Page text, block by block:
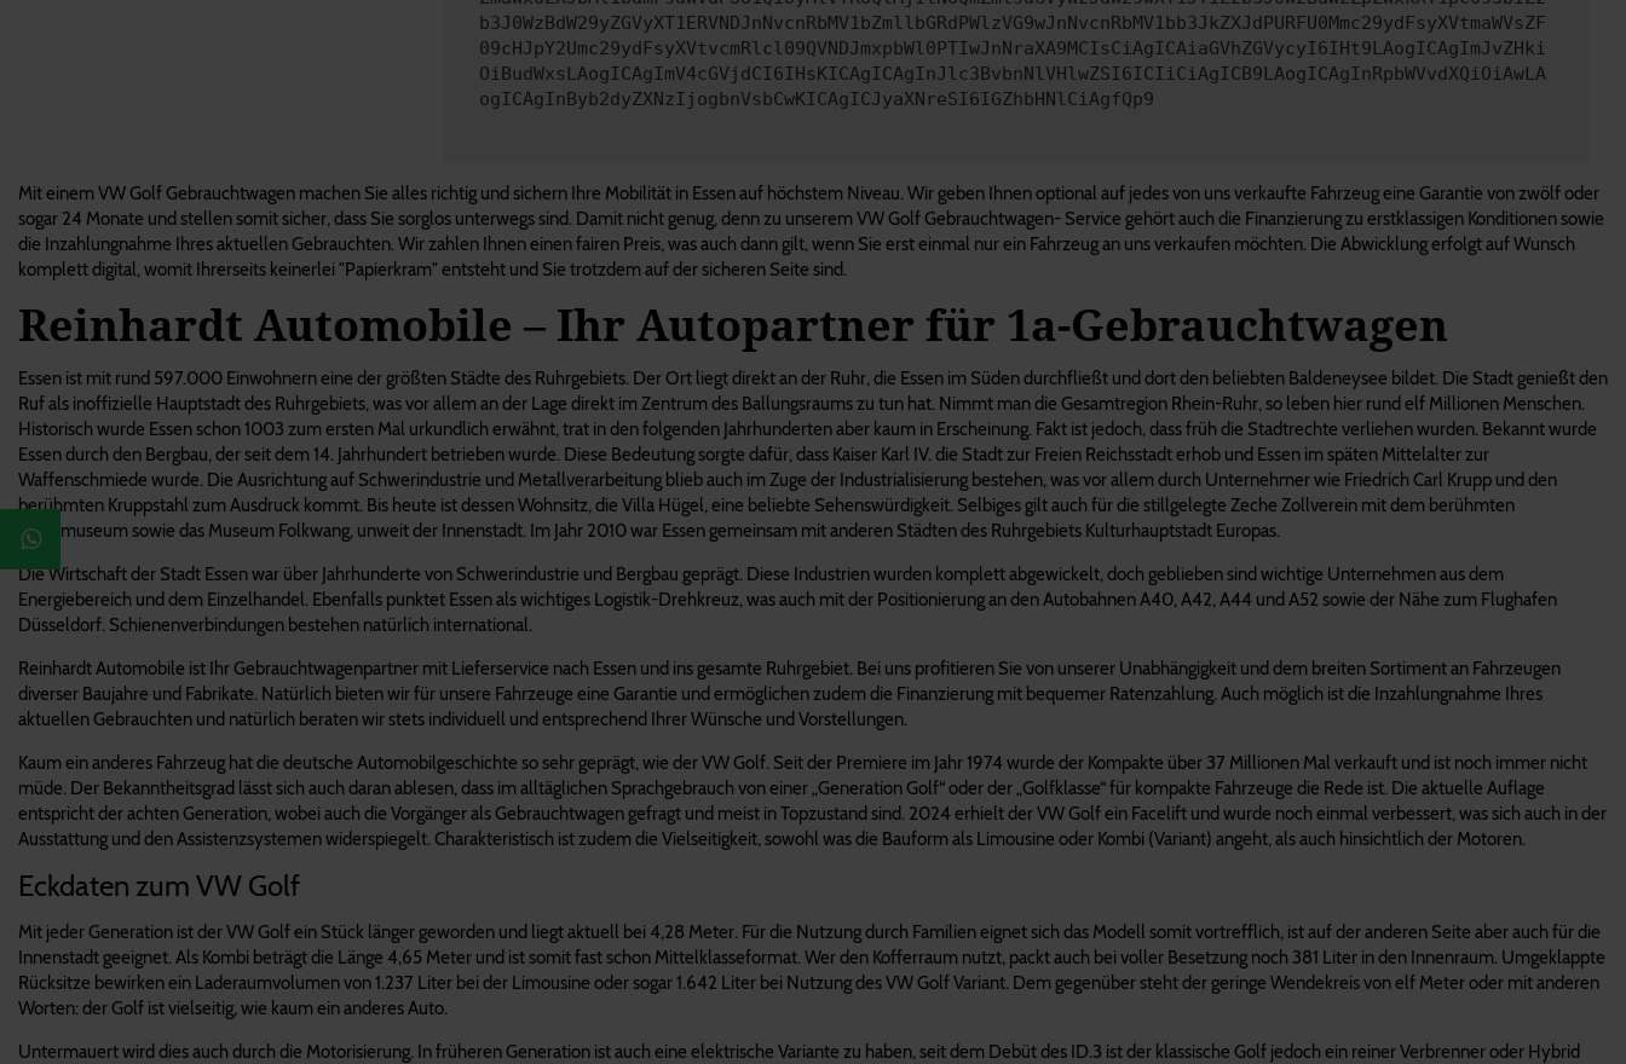
b3J0WzBdW29yZGVyXT1ERVNDJnNvcnRbMV1bZmllbGRdPWlzVG9wJnNvcnRbMV1bb3JkZXJdPURFU0Mmc29ydFsyXVtmaWVsZF
09cHJpY2Umc29ydFsyXVtvcmRlcl09QVNDJmxpbWl0PTIwJnNraXA9MCIsCiAgICAiaGVhZGVycyI6IHt9LAogICAgImJvZHki
OiBudWxsLAogICAgImV4cGVjdCI6IHsKICAgICAgInJlc3BvbnNlVHlwZSI6ICIiCiAgICB9LAogICAgInRpbWVvdXQiOiAwLA
ogICAgInByb2dyZXNzIjogbnVsbCwKICAgICJyaXNreSI6IGZhbHNlCiAgfQp9
Mit einem VW Golf Gebrauchtwagen machen Sie alles richtig und sichern Ihre Mobilität in Essen auf höchstem Niveau. Wir geben Ihnen optional auf jedes von uns verkaufte Fahrzeug eine Garantie von zwölf oder
sogar 24 Monate und stellen somit sicher, dass Sie sorglos unterwegs sind. Damit nicht genug, denn zu unserem VW Golf Gebrauchtwagen- Service gehört auch die Finanzierung zu erstklassigen Konditionen sowie
die Inzahlungnahme Ihres aktuellen Gebrauchten. Wir zahlen Ihnen einen fairen Preis, was auch dann gilt, wenn Sie erst einmal nur ein Fahrzeug an uns verkaufen möchten. Die Abwicklung erfolgt auf Wunsch
komplett digital, womit Ihrerseits keinerlei "Papierkram" entsteht und Sie trotzdem auf der sicheren Seite sind.
Reinhardt Automobile – Ihr Autopartner für 1a-Gebrauchtwagen
Essen ist mit rund 597.000 Einwohnern eine der größten Städte des Ruhrgebiets. Der Ort liegt direkt an der Ruhr, die Essen im Süden durchfließt und dort den beliebten Baldeneysee bildet. Die Stadt genießt den
Ruf als inoffizielle Hauptstadt des Ruhrgebiets, was vor allem an der Lage direkt im Zentrum des Ballungsraums zu tun hat. Nimmt man die Gesamtregion Rhein-Ruhr, so leben hier rund elf Millionen Menschen.
Historisch wurde Essen schon 1003 zum ersten Mal urkundlich erwähnt, trat in den folgenden Jahrhunderten aber kaum in Erscheinung. Fakt ist jedoch, dass früh die Stadtrechte verliehen wurden. Bekannt wurde
Essen durch den Bergbau, der seit dem 14. Jahrhundert betrieben wurde. Diese Bedeutung sorgte dafür, dass Kaiser Karl IV. die Stadt zur Freien Reichsstadt erhob und Essen im späten Mittelalter zur
Waffenschmiede wurde. Die Ausrichtung auf Schwerindustrie und Metallverarbeitung blieb auch im Zuge der Industrialisierung bestehen, was vor allem durch Unternehmer wie Friedrich Carl Krupp und den
berühmten Kruppstahl zum Ausdruck kommt. Bis heute ist dessen Wohnsitz, die Villa Hügel, eine beliebte Sehenswürdigkeit. Selbiges gilt auch für die stillgelegte Zeche Zollverein mit dem berühmten
Kunstmuseum sowie das Museum Folkwang, unweit der Innenstadt. Im Jahr 2010 war Essen gemeinsam mit anderen Städten des Ruhrgebiets Kulturhauptstadt Europas.
Die Wirtschaft der Stadt Essen war über Jahrhunderte von Schwerindustrie und Bergbau geprägt. Diese Industrien wurden komplett abgewickelt, doch geblieben sind wichtige Unternehmen aus dem
Energiebereich und dem Einzelhandel. Ebenfalls punktet Essen als wichtiges Logistik-Drehkreuz, was auch mit der Positionierung an den Autobahnen A40, A42, A44 und A52 sowie der Nähe zum Flughafen
Düsseldorf. Schienenverbindungen bestehen natürlich international.
Reinhardt Automobile ist Ihr Gebrauchtwagenpartner mit Lieferservice nach Essen und ins gesamte Ruhrgebiet. Bei uns profitieren Sie von unserer Unabhängigkeit und dem breiten Sortiment an Fahrzeugen
diverser Baujahre und Fabrikate. Natürlich bieten wir für unsere Fahrzeuge eine Garantie und ermöglichen zudem die Finanzierung mit bequemer Ratenzahlung. Auch möglich ist die Inzahlungnahme Ihres
aktuellen Gebrauchten und natürlich beraten wir stets individuell und entsprechend Ihrer Wünsche und Vorstellungen.
Kaum ein anderes Fahrzeug hat die deutsche Automobilgeschichte so sehr geprägt, wie der VW Golf. Seit der Premiere im Jahr 1974 wurde der Kompakte über 37 Millionen Mal verkauft und ist noch immer nicht
müde. Der Bekanntheitsgrad lässt sich auch daran ablesen, dass im alltäglichen Sprachgebrauch von einer „Generation Golf“ oder der „Golfklasse“ für kompakte Fahrzeuge die Rede ist. Die aktuelle Auflage
entspricht der achten Generation, wobei auch die Vorgänger als Gebrauchtwagen gefragt und meist in Topzustand sind. 2024 erhielt der VW Golf ein Facelift und wurde noch einmal verbessert, was sich auch in der
Ausstattung und den Assistenzsystemen widerspiegelt. Charakteristisch ist zudem die Vielseitigkeit, sowohl was die Bauform als Limousine oder Kombi (Variant) angeht, als auch hinsichtlich der Motoren.
Eckdaten zum VW Golf
Mit jeder Generation ist der VW Golf ein Stück länger geworden und liegt aktuell bei 4,28 Meter. Für die Nutzung durch Familien eignet sich das Modell somit vortrefflich, ist auf der anderen Seite aber auch für die
Innenstadt geeignet. Als Kombi beträgt die Länge 4,65 Meter und ist somit fast schon Mittelklasseformat. Wer den Kofferraum nutzt, packt auch bei voller Besetzung noch 381 Liter in den Innenraum. Umgeklappte
Rücksitze bewirken ein Laderaumvolumen von 1.237 Liter bei der Limousine oder sogar 1.642 Liter bei Nutzung des VW Golf Variant. Dem gegenüber steht der geringe Wendekreis von elf Meter oder mit anderen
Worten: der Golf ist vielseitig, wie kaum ein anderes Auto.
Untermauert wird dies auch durch die Motorisierung. In früheren Generation ist auch eine elektrische Variante zu haben, seit dem Debüt des ID.3 ist der klassische Golf jedoch ein reiner Verbrenner oder Hybrid